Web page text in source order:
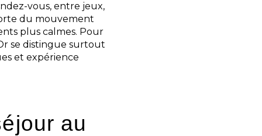
vous, entre jeux,
du mouvement
plus calmes. Pour
se distingue surtout
et expérience
au